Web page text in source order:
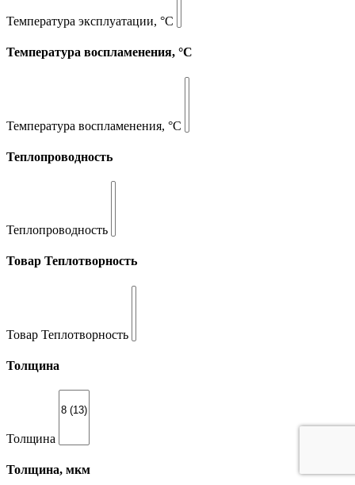
Температура эксплуатации, °С
Температура воспламенения, °С
Температура воспламенения, °С
Теплопроводность
Теплопроводность
Товар Теплотворность
Товар Теплотворность
Толщина
Толщина
Толщина, мкм